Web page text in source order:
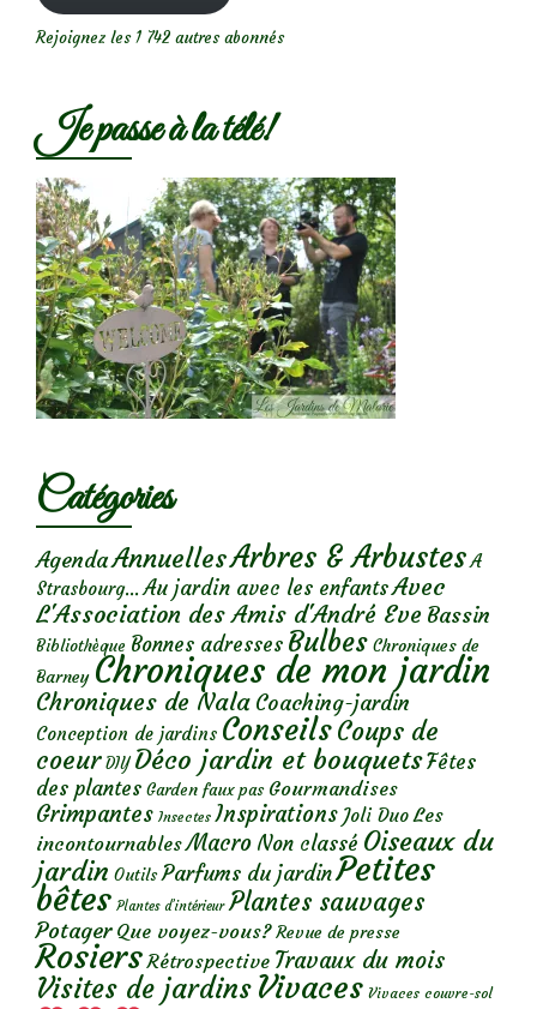
Rejoignez les 1 742 autres abonnés
Je passe à la télé!
Catégories
AgendaAnnuellesArbres & Arbustes A
Strasbourg... Au jardin avec les enfantsAvec
L'Association des Amis d'André Eve Bassin
Bibliothèque Bonnes adresses Bulbes Chroniques de
Barney Chroniques de mon jardin
Chroniques de Nala Coaching-jardin
Conception de jardins ConseilsCoups de
coeur DIY Déco jardin et bouquetsFêtes
des plantes Garden faux pas Gourmandises
Grimpantes Insectes Inspirations Joli Duo Les
incontournables Macro Non classé Oiseaux du
jardin Outils Parfums du jardinPetites
bêtes Plantes d’intérieur Plantes sauvages
Potager Que voyez-vous? Revue de presse
Rosiers Rétrospective Travaux du mois
Visites de jardins Vivaces Vivaces couvre-sol